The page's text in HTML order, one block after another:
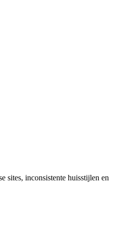
sites, inconsistente huisstijlen en